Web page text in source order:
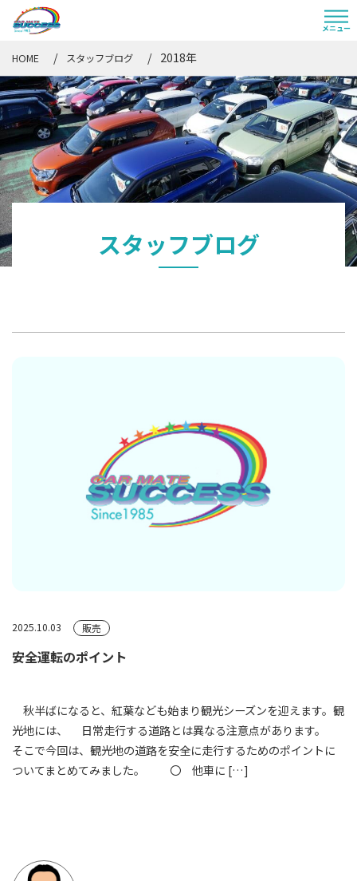
HOME スタッフブログ 2018年
スタッフブログ
2025.10.03 販売
安全運転のポイント
秋半ばになると、紅葉なども始まり観光シーズンを迎えます。観
光地には、 日常走行する道路とは異なる注意点があります。
そこで今回は、観光地の道路を安全に走行するためのポイントに
ついてまとめてみました。 〇 他車に […]